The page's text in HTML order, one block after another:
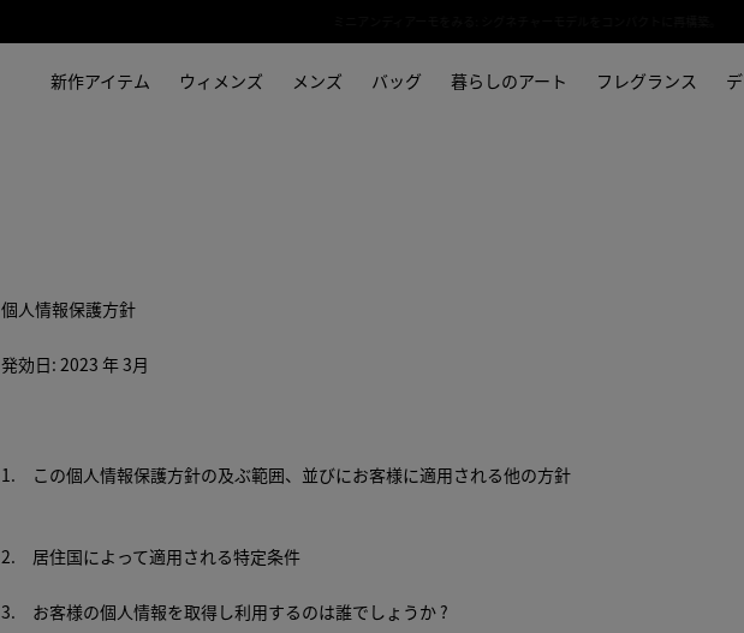
新作アイテム ウィメンズ メンズ バッグ 暮らしのアート フレグランス
個人情報保護方針
発効日: 2023 年 3月
1. この個人情報保護方針の及ぶ範囲、並びにお客様に適用される他の方針
2. 居住国によって適用される特定条件
3. お客様の個人情報を取得し利用するのは誰でしょうか ?